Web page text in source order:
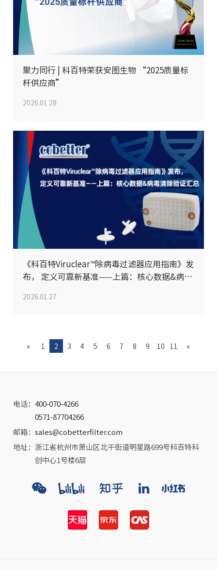
聚力同行 | 科百特荣获安图生物 “2025质量标
杆供应商”
2026.01.28
《科百特Viruclear™除病毒过滤器应用指南》发
布， 定义可靠新基准——上篇：核心数据&病毒
2026.01.27
« 1 2 3 4 5 6 7 8 9 10 11 »
电话： 400-070-4266
0571-87704266
邮箱： sales@cobetterfilter.com
地址： 浙江省杭州市萧山区北干街道明星路699号科百特科
创中心1号楼6层